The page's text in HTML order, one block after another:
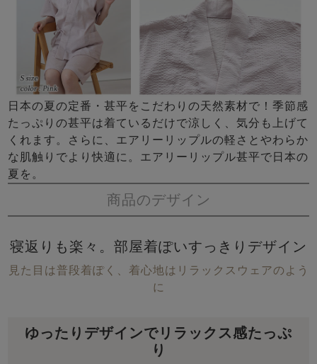
日本の夏の定番・甚平をこだわりの天然素材で！季節感
たっぷりの甚平は着ているだけで涼しく、気分も上げて
くれます。さらに、エアリーリップルの軽さとやわらか
な肌触りでより快適に。エアリーリップル甚平で日本の
夏を。
商品のデザイン
寝返りも楽々。部屋着ぽいすっきりデザイン
見た目は普段着ぽく、着心地はリラックスウェアのよう
に
ゆったりデザインでリラックス感たっぷ
り